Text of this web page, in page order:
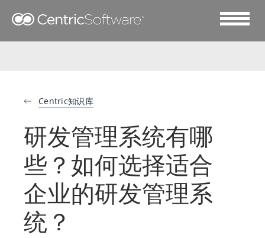
Centric知识库
研发管理系统有哪
些？如何选择适合
企业的研发管理系
统？